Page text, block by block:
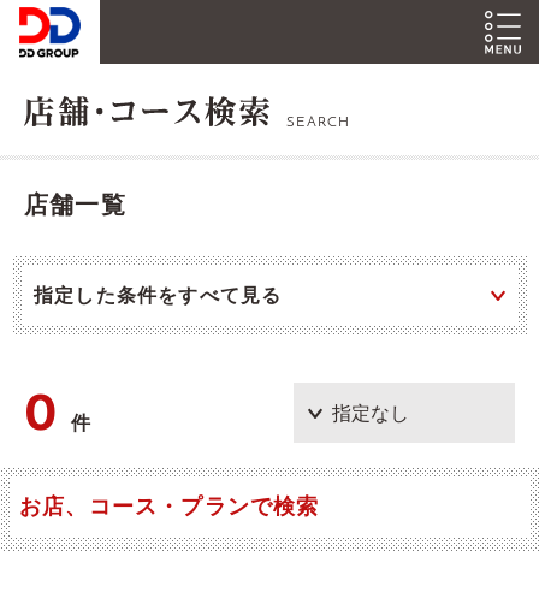
SEARCH
店舗一覧
指定した条件をすべて見る
0件
お店、コース・プランで検索